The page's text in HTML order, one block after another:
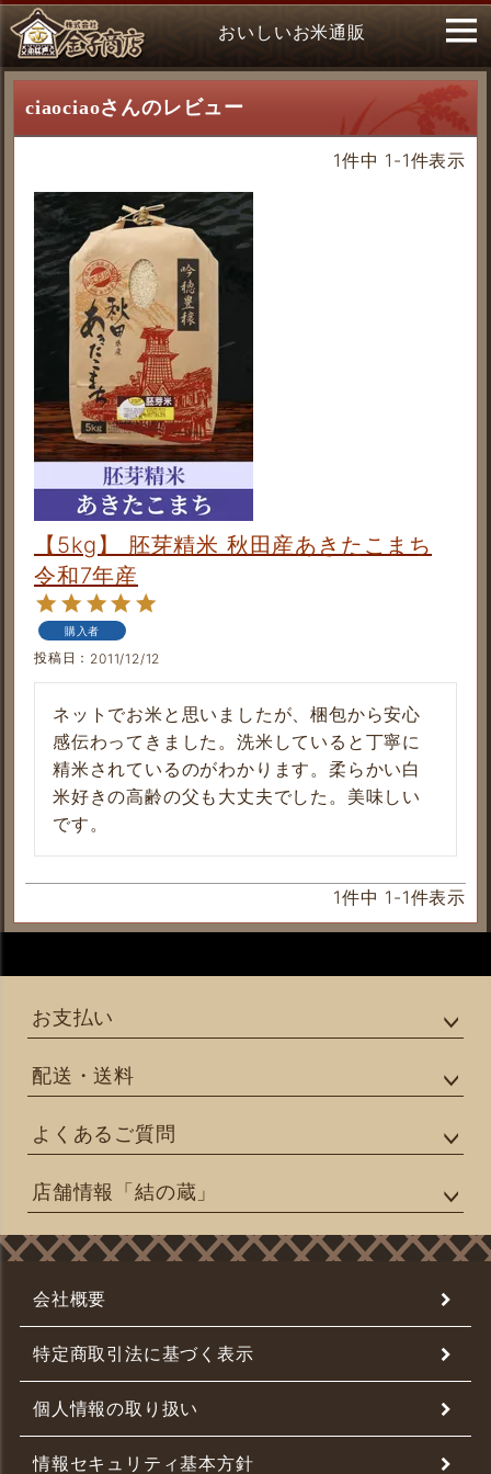
おいしいお米通販
ciaociaoさんのレビュー
1件中 1 -1件表示
【5kg】 胚芽精米 秋田産あきたこまち
令和7年産
購入者
投稿日 2011/12/12
ネットでお米と思いましたが、梱包から安心
感伝わってきました。洗米していると丁寧に
精米されているのがわかります。柔らかい白
米好きの高齢の父も大丈夫でした。美味しい
です。
1件中 1 -1件表示
お支払い
配送・送料
よくあるご質問
店舗情報「結の蔵」
会社概要
特定商取引法に基づく表示
個人情報の取り扱い
情報セキュリティ基本方針